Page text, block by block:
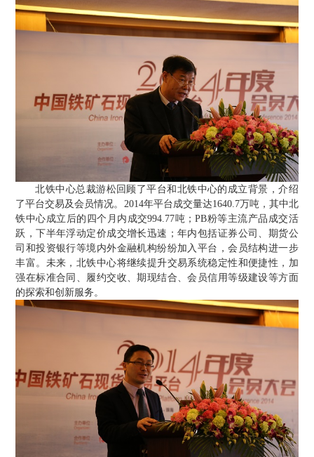
北铁中心总裁游松回顾了平台和北铁中心的成立背景，介绍
了平台交易及会员情况。 2014年平台成交量达1640.7万吨，其中北
铁中心成立后的四个月内成交994.77吨；PB粉等主流产品成交活
跃，下半年浮动定价成交增长迅速；年内包括证券公司、期货公
司和投资银行等境内外金融机构纷纷加入平台，会员结构进一步
丰富。未来，北铁中心将继续提升交易系统稳定性和便捷性，加
强在标准合同、履约交收、期现结合、会员信用等级建设等方面
的探索和创新服务。